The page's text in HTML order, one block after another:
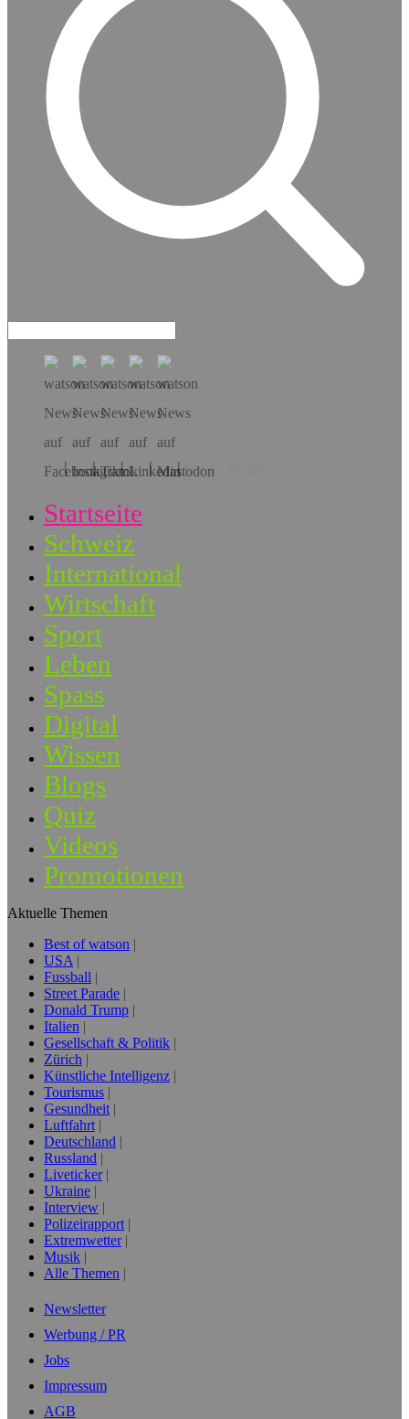
Hol dir die App!
Startseite
Schweiz
International
Wirtschaft
Sport
Leben
Spass
Digital
Wissen
Blogs
Quiz
Videos
Promotionen
Aktuelle Themen
Best of watson
USA
Fussball
Street Parade
Donald Trump
Italien
Gesellschaft & Politik
Zürich
Künstliche Intelligenz
Tourismus
Gesundheit
Luftfahrt
Deutschland
Russland
Liveticker
Ukraine
Interview
Polizeirapport
Extremwetter
Musik
Alle Themen
Newsletter
Werbung / PR
Jobs
Impressum
AGB